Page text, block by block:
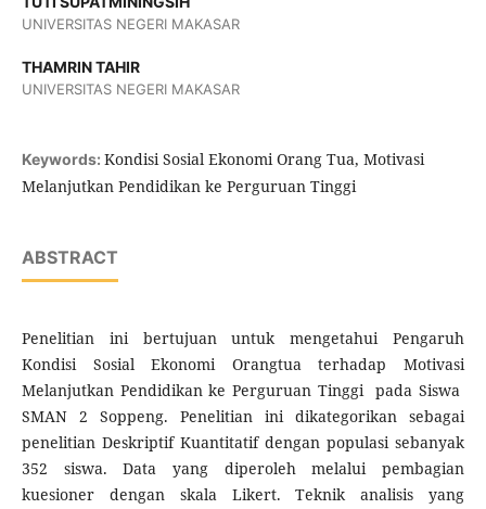
UNIVERSITAS NEGERI MAKASAR
THAMRIN TAHIR
UNIVERSITAS NEGERI MAKASAR
Keywords: Kondisi Sosial Ekonomi Orang Tua, Motivasi
Melanjutkan Pendidikan ke Perguruan Tinggi
ABSTRACT
Penelitian ini bertujuan untuk mengetahui Pengaruh
Kondisi Sosial Ekonomi Orangtua terhadap Motivasi
Melanjutkan Pendidikan ke Perguruan Tinggi pada Siswa
SMAN 2 Soppeng. Penelitian ini dikategorikan sebagai
penelitian Deskriptif Kuantitatif dengan populasi sebanyak
352 siswa. Data yang diperoleh melalui pembagian
kuesioner dengan skala Likert. Teknik analisis yang